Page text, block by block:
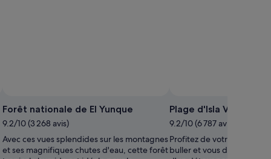
Forêt nationale de El Yunque
9.2/10 (3 268 avis)
Avec ces vues splendides sur les montagnes
et ses magnifiques chutes d'eau, cette forêt
Plage d'Isla Verde
9.2/10 (6 787 avis)
Profitez de votre séjour à
buller et vous détendre